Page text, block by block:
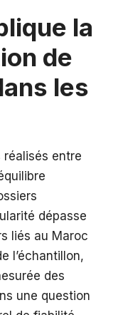
la
de
les
entre
dépasse
liés au Maroc
l’échantillon,
des
une question